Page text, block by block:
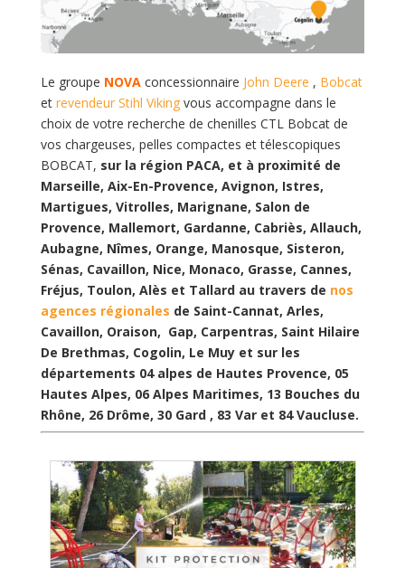
Le groupe NOVA concessionnaire John Deere , Bobcat
et revendeur Stihl Vikingvous accompagne dans le
choix de votre recherche de chenilles CTL Bobcat de
vos chargeuses, pelles compactes et télescopiques
BOBCAT, sur la région PACA, et à proximité de
Marseille, Aix-En-Provence, Avignon, Istres,
Martigues, Vitrolles, Marignane, Salon de
Provence, Mallemort, Gardanne, Cabriès, Allauch,
Aubagne, Nîmes, Orange, Manosque, Sisteron,
Sénas, Cavaillon, Nice, Monaco, Grasse, Cannes,
Fréjus, Toulon, Alès et Tallard au travers de nos
agences régionales de Saint-Cannat, Arles,
Cavaillon, Oraison, Gap, Carpentras, Saint Hilaire
De Brethmas, Cogolin, Le Muy et sur les
départements 04 alpes de Hautes Provence, 05
Hautes Alpes, 06 Alpes Maritimes, 13 Bouches du
Rhône, 26 Drôme, 30 Gard , 83 Var et 84 Vaucluse.